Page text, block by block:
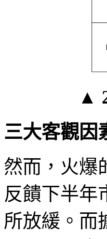
▲
三大客觀因
然而，火爆
反饋下半年
所放緩。而